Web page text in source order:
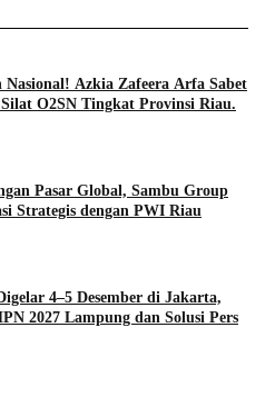
Azkia Zafeera Arfa Sabet
O2SN Tingkat Provinsi Riau.
Pasar Global, Sambu Group
Strategis dengan PWI Riau
4–5 Desember di Jakarta,
2027 Lampung dan Solusi Pers